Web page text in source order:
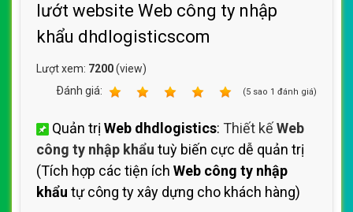
lướt website Web công ty nhập
khẩu dhdlogisticscom
Lượt xem: 7200(view)
Ðánh giá:
(5 sao 1 đánh giá)
Quản trị Web dhdlogistics: Thiết kếWeb
công ty nhập khẩu tuỳ biến cực dễ quản trị
(Tích hợp các tiện ích Web công ty nhập
khẩu tự công ty xây dựng cho khách hàng)